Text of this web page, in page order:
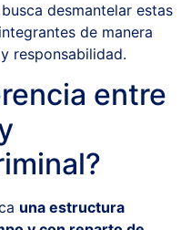
desmantelar estas
de manera
responsabilidad.
entre
una estructura